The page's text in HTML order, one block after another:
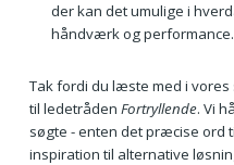
der kan det umulige i
håndværk og performance.
Tak fordi du læste med i
til ledetråden Fortryllende. Vi
søgte - enten det præcise ord
inspiration til alternative